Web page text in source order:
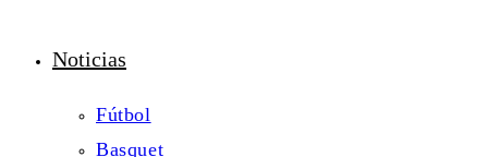
Noticias
Fútbol
Basquet